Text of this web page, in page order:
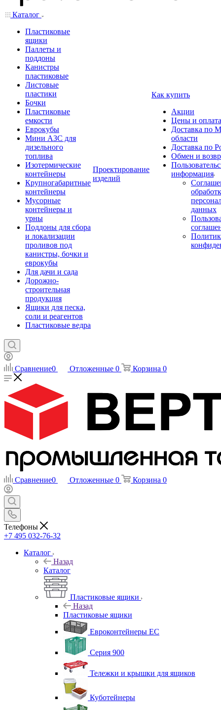
Каталог
Пластиковые
ящики
Паллеты и
поддоны
Канистры
пластиковые
Листовые
пластики
Бочки
Пластиковые
емкости
Еврокубы
Мини АЗС для
дизельного
топлива
Изотермические
контейнеры
Крупногабаритные
контейнеры
Мусорные
контейнеры и
урны
Поддоны для сбора
и локализации
проливов под
канистры, бочки и
еврокубы
Для дачи и сада
Дорожно-
строительная
продукция
Ящики для песка,
соли и реагентов
Пластиковые ведра
Проектирование
изделий
Как купить
Акции
Цены и оплата
Доставка по
области
Доставка по
Обмен и
информация
данных
Сравнение0 Отложенные 0 Корзина 0
Сравнение0 Отложенные 0 Корзина 0
Телефоны
+7 495 032-76-32
Каталог
Назад
Каталог
Пластиковые ящики
Назад
Пластиковые ящики
Евроконтейнеры ЕС
Серия 900
Тележки и крышки для ящиков
Куботейнеры